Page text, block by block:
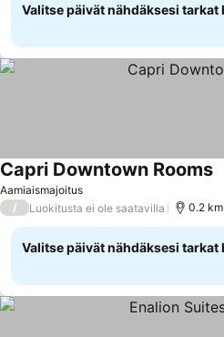
Valitse päivät nähdäksesi tarkat
Aamiaismajoitus
Capri Downtown Rooms
/ Luokitusta ei ole saatavilla 0.2
Valitse päivät nähdäksesi tarkat